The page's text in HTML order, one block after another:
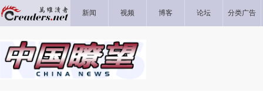
新闻 视频 博客 论坛 分类广告